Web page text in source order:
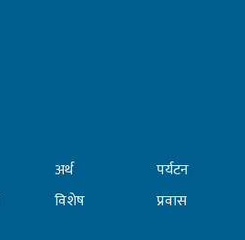
अर्थ
विशेष
पर्यटन
प्रवास